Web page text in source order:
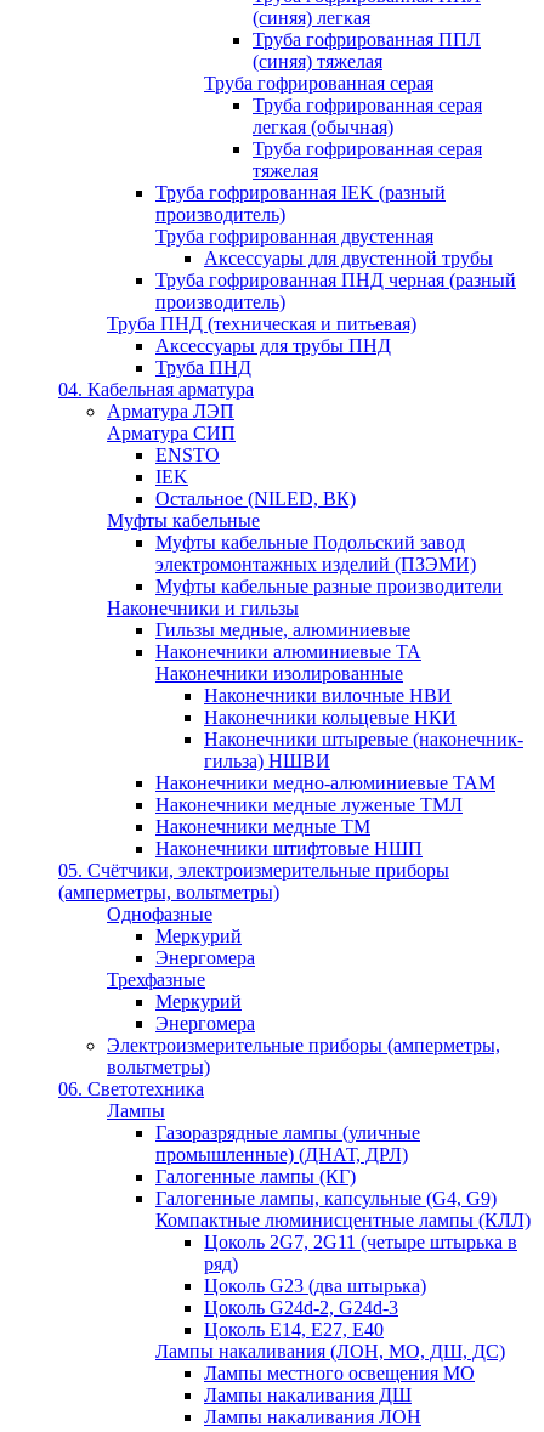
(синяя) легкая
Труба гофрированная ППЛ
(синяя) тяжелая
Труба гофрированная серая
Труба гофрированная серая
легкая (обычная)
Труба гофрированная серая
тяжелая
Труба гофрированная IEK (разный
производитель)
Труба гофрированная двустенная
Аксессуары для двустенной трубы
Труба гофрированная ПНД черная (разный
производитель)
Труба ПНД (техническая и питьевая)
Аксессуары для трубы ПНД
Труба ПНД
04. Кабельная арматура
Арматура ЛЭП
Арматура СИП
ENSTO
IEK
Остальное (NILED, ВК)
Муфты кабельные
Муфты кабельные Подольский завод
электромонтажных изделий (ПЗЭМИ)
Муфты кабельные разные производители
Наконечники и гильзы
Гильзы медные, алюминиевые
Наконечники алюминиевые ТА
Наконечники изолированные
Наконечники вилочные НВИ
Наконечники кольцевые НКИ
Наконечники штыревые (наконечник-
гильза) НШВИ
Наконечники медно-алюминиевые ТАМ
Наконечники медные луженые ТМЛ
Наконечники медные ТМ
Наконечники штифтовые НШП
05. Счётчики, электроизмерительные приборы
(амперметры, вольтметры)
Однофазные
Меркурий
Энергомера
Трехфазные
Меркурий
Энергомера
Электроизмерительные приборы (амперметры,
вольтметры)
06. Светотехника
Лампы
Газоразрядные лампы (уличные
промышленные) (ДНАТ, ДРЛ)
Галогенные лампы (КГ)
Галогенные лампы, капсульные (G4, G9)
Компактные люминисцентные лампы (КЛЛ)
Цоколь 2G7, 2G11 (четыре штырька в
ряд)
Цоколь G23 (два штырька)
Цоколь G24d-2, G24d-3
Цоколь Е14, Е27, Е40
Лампы накаливания (ЛОН, МО, ДШ, ДС)
Лампы местного освещения МО
Лампы накаливания ДШ
Лампы накаливания ЛОН